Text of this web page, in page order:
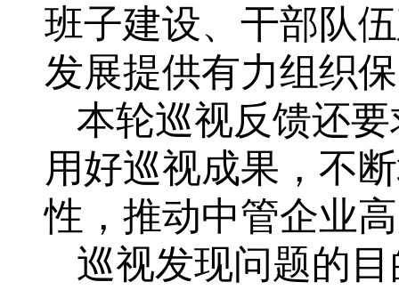
班子建设、干部队
发展提供有力组织
本轮巡视反馈还
用好巡视成果，不
性，推动中管企业
巡视发现问题的